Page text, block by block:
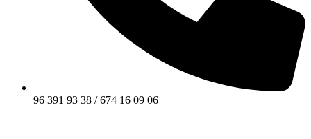
96 391 93 38 / 674 16 09 06